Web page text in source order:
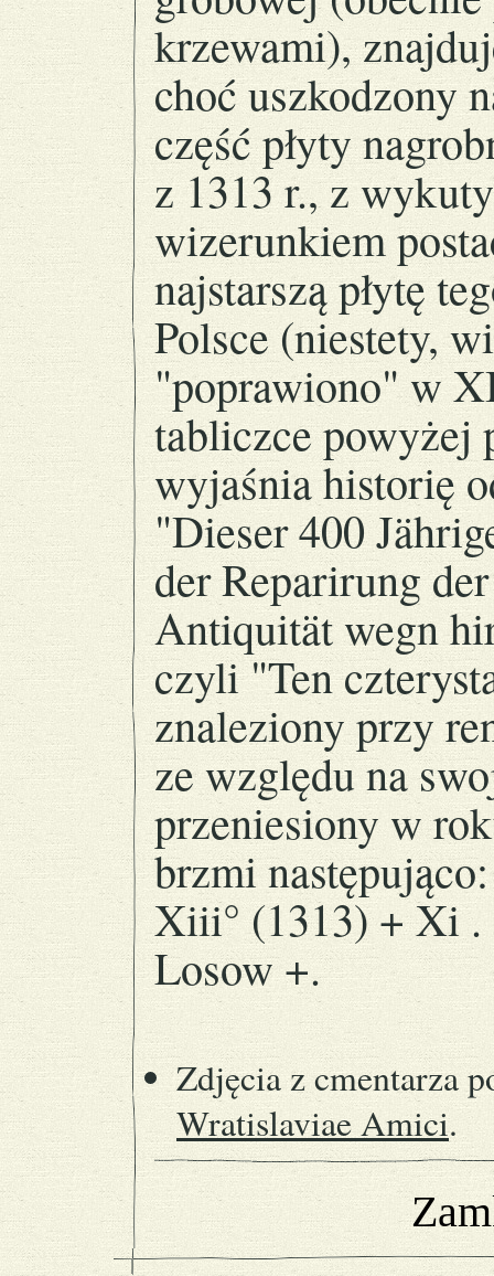
krzewami),
choć uszkodzony
część płyty
z 1313 r., z
wizerunkiem
najstarszą płytę
Polsce (niestety,
"poprawiono" w
tabliczce powyżej
wyjaśnia historię
"Dieser 400
der Reparirung
Antiquität wegn
czyli "Ten
znaleziony przy
ze względu na
przeniesiony w
brzmi
Xiii° (1313) + Xi .
Losow +.
Zdjęcia z cmentarza
Wratislaviae Amici.